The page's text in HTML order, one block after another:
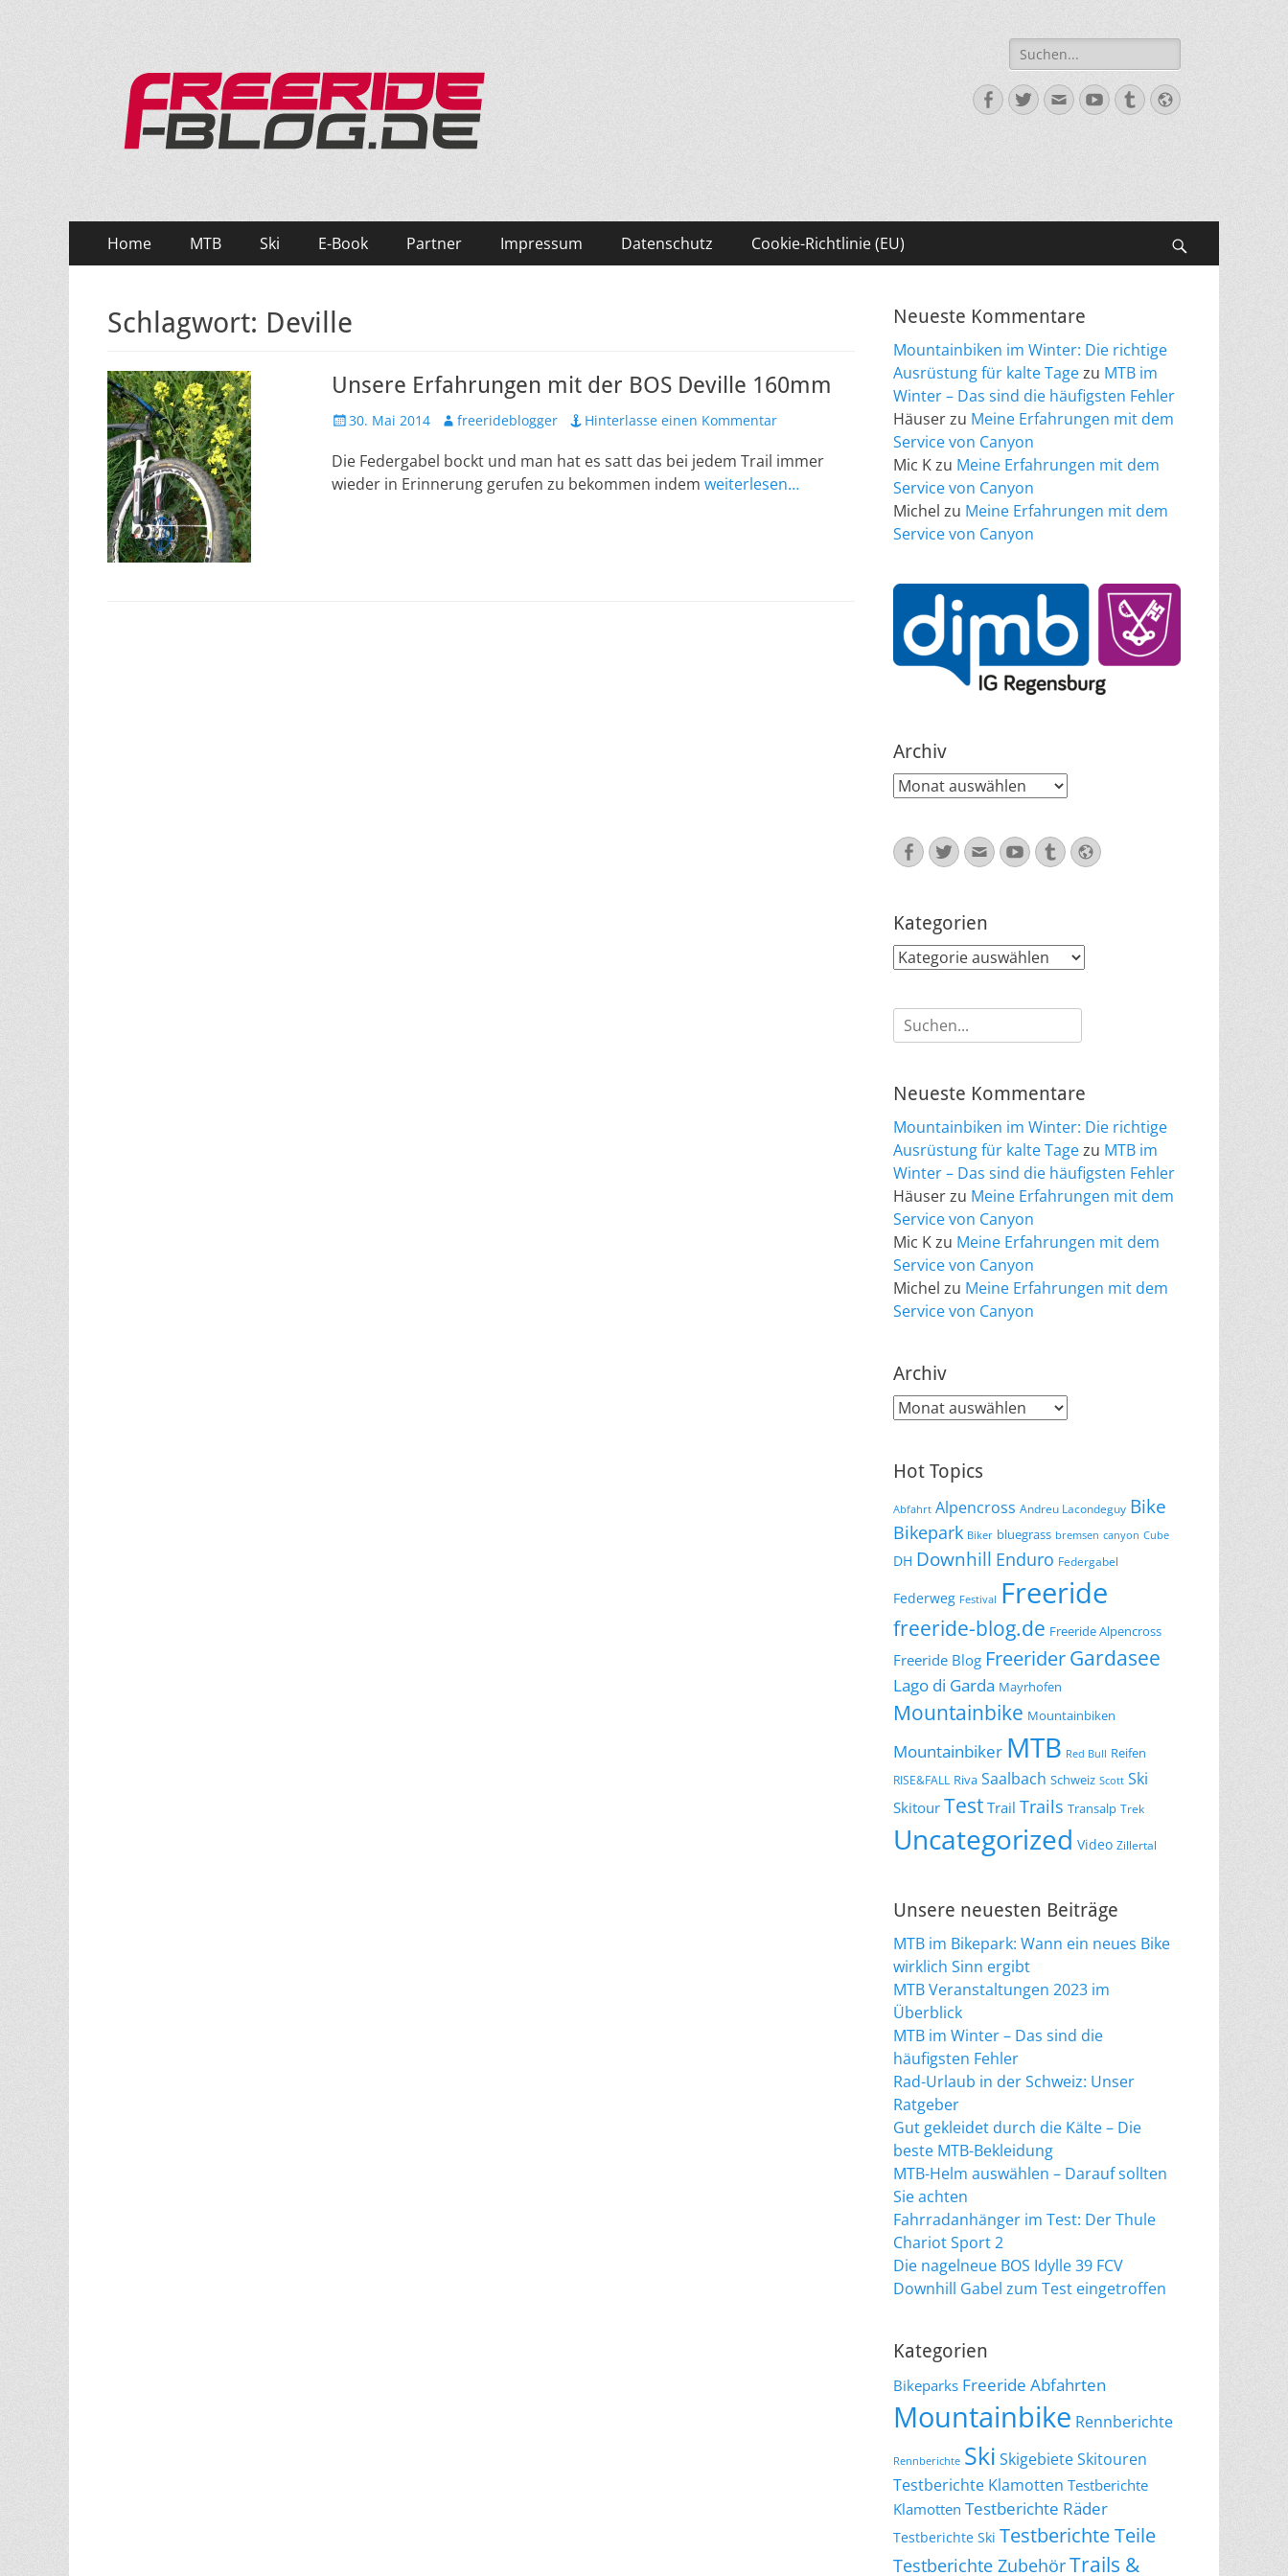
Suche
nach:
Facebook
Twitter
E-
Mail
YouTube
TumblrWebsite
Primäres
Menü
Inhalt
Home MTB Ski E-Book Partner Impressum Datenschutz Cookie-Richtlinie (EU)
Schlagwort: Deville
Unsere Erfahrungen mit der BOS Deville 160mm
Veröffentlicht
30. Mai 2014 Autorfreerideblogger Hinterlasse einen Kommentar
Die Federgabel bockt und man hat es satt das bei jedem Trail immer
wieder in Erinnerung gerufen zu bekommen indem weiterlesen…
Neueste Kommentare
Mountainbiken im Winter: Die richtige
Ausrüstung für kalte Tagezu MTB im
Winter – Das sind die häufigsten Fehler
Häuserzu Meine Erfahrungen mit dem
Service von Canyon
Mic Kzu Meine Erfahrungen mit dem
Service von Canyon
Michel zu Meine Erfahrungen mit dem
Service von Canyon
Archiv
Archiv
Facebook
Twitter
E-
Mail
YouTube
TumblrWebsite
Kategorien
Kategorien
Suche
nach:
Neueste Kommentare
Mountainbiken im Winter: Die richtige
Ausrüstung für kalte Tagezu MTB im
Winter – Das sind die häufigsten Fehler
Häuserzu Meine Erfahrungen mit dem
Service von Canyon
Mic Kzu Meine Erfahrungen mit dem
Service von Canyon
Michel zu Meine Erfahrungen mit dem
Service von Canyon
Archiv
Archiv
Hot Topics
Abfahrt Alpencross Andreu Lacondeguy Bike
Bikepark Biker bluegrass bremsen canyon Cube
DH Downhill Enduro Federgabel
Federweg Festival Freeride
freeride-blog.de Freeride Alpencross
Freeride Blog FreeriderGardasee
Lago di Garda Mayrhofen
Mountainbike Mountainbiken
Mountainbiker MTB Red Bull Reifen
RISE&FALL Riva Saalbach Schweiz Scott Ski
Skitour Test Trail Trails Transalp Trek
Uncategorized Video Zillertal
Unsere neuesten Beiträge
MTB im Bikepark: Wann ein neues Bike
wirklich Sinn ergibt
MTB Veranstaltungen 2023 im
Überblick
MTB im Winter – Das sind die
häufigsten Fehler
Rad-Urlaub in der Schweiz: Unser
Ratgeber
Gut gekleidet durch die Kälte – Die
beste MTB-Bekleidung
MTB-Helm auswählen – Darauf sollten
Sie achten
Fahrradanhänger im Test: Der Thule
Chariot Sport 2
Die nagelneue BOS Idylle 39 FCV
Downhill Gabel zum Test eingetroffen
Kategorien
Bikeparks Freeride Abfahrten
Mountainbike Rennberichte
Rennberichte Ski SkigebieteSkitouren
Testberichte Klamotten Testberichte
Klamotten Testberichte Räder
Testberichte Ski Testberichte Teile
Testberichte ZubehörTrails &